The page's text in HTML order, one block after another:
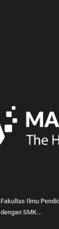
Fakultas Ilmu
dengan SMK...